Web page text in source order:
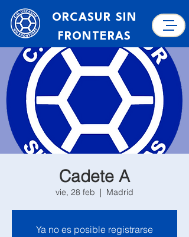
ORCASUR SIN
FRONTERAS
Cadete A
vie, 28 feb
  |
Madrid
Ya no es posible registrarse